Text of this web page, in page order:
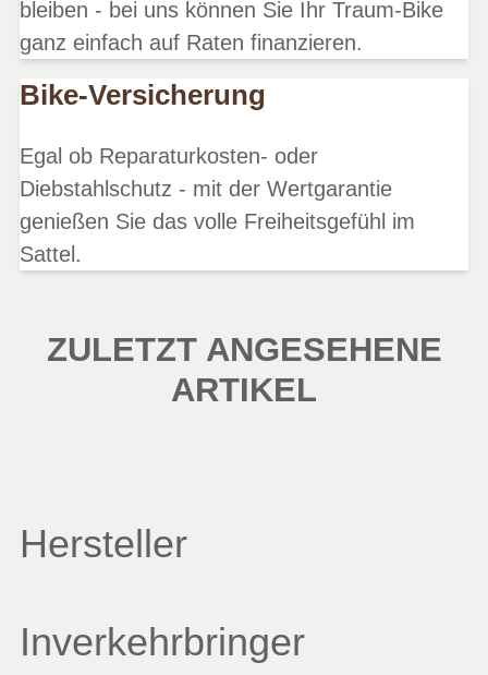
bleiben - bei uns können Sie Ihr Traum-Bike
ganz einfach auf Raten finanzieren.
Bike-Versicherung
Egal ob Reparaturkosten- oder
Diebstahlschutz - mit der Wertgarantie
genießen Sie das volle Freiheitsgefühl im
Sattel.
ZULETZT ANGESEHENE
ARTIKEL
Hersteller
Inverkehrbringer